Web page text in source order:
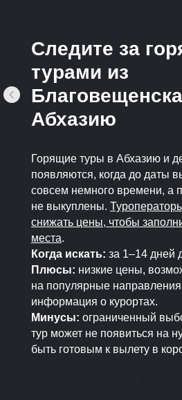
Следите за
турами из
Абхазию
Горящие туры в Абхазию и
появляются, когда до даты
совсем немного времени, а
не выкуплены.
снижать цены, чтобы
места.
Когда искать: за 1–14 дней
Плюсы: низкие цены,
на популярные
информация о курортах.
Минусы: ограниченный
тур может не появиться на
быть готовым к вылету в